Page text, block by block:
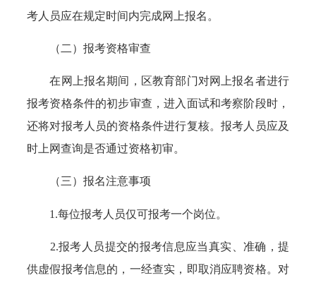
考人员应在规定时间内完成网上报名。
（二）报考资格审查
在网上报名期间，区教育部门对网上报名者进行
报考资格条件的初步审查，进入面试和考察阶段时，
还将对报考人员的资格条件进行复核。报考人员应及
时上网查询是否通过资格初审。
（三）报名注意事项
1.每位报考人员仅可报考一个岗位。
2.报考人员提交的报考信息应当真实、准确，提
供虚假报考信息的，一经查实，即取消应聘资格。对